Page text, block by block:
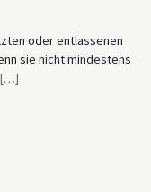
oder entlassenen
sie nicht mindestens
[…]